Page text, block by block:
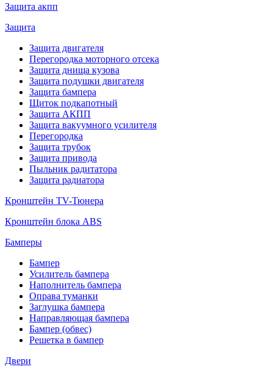
Защита акпп
Защита
Защита двигателя
Перегородка моторного отсека
Защита днища кузова
Защита подушки двигателя
Защита бампера
Щиток подкапотный
Защита АКПП
Защита вакуумного усилителя
Перегородка
Защита трубок
Защита привода
Пыльник радитатора
Защита радиатора
Кронштейн TV-Тюнера
Кронштейн блока ABS
Бамперы
Бампер
Усилитель бампера
Наполнитель бампера
Оправа туманки
Заглушка бампера
Направляющая бампера
Бампер (обвес)
Решетка в бампер
Двери